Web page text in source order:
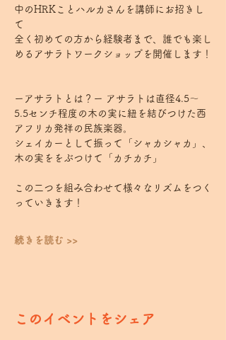
中のHRKことハルカさんを講師にお招きし
て⁡⁡
全く初めての方から経験者まで、誰でも楽し
めるアサラトワークショップを開催します！
ーアサラトとは？ー⁡⁡⁡ ⁡⁡アサラトは直径4.5～
5.5センチ程度の木の実に紐を結びつけた西
アフリカ発祥の民族楽器。
シェイカーとして振って「シャカシャカ」、
木の実ををぶつけて「カチカチ」
この二つを組み合わせて様々なリズムをつく
っていきます！
続きを読む >>
このイベントをシェア